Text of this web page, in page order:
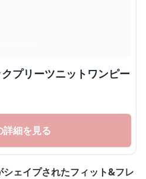
プリーツニットワンピー
詳細を見る
シェイプされたフィット&フレ